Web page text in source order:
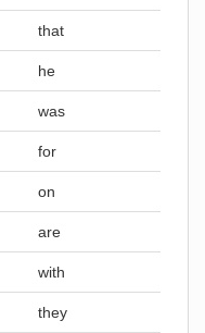
that
he
was
for
on
are
with
they